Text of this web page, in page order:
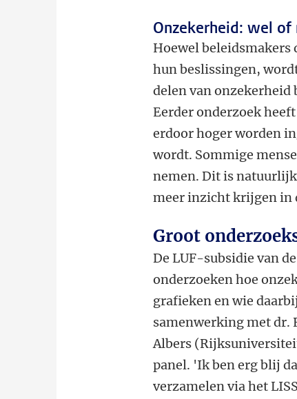
Onzekerheid: wel of
Hoewel
hun beslissingen,
delen van
Eerder onderzoek
erdoor hoger worden
wordt. Sommige
nemen. Dit is
meer inzicht krijgen in
Groot
De LUF-subsidie van
onderzoeken hoe
grafieken en wie
samenwerking met dr.
Albers
panel. 'Ik ben erg blij
verzamelen via het